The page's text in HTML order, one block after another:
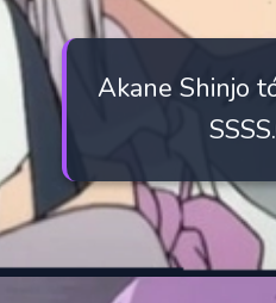
Akane Shinjo